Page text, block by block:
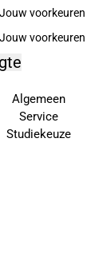
Jouw voorkeuren
Algemeen
Service
Studiekeuze